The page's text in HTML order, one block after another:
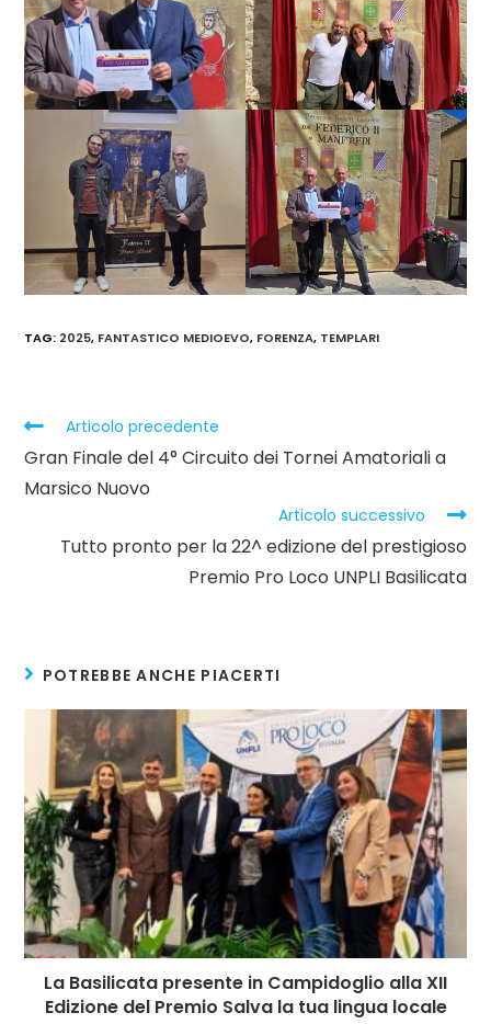
TAG: 2025, FANTASTICO MEDIOEVO, FORENZA, TEMPLARI
Leggi
articoli
Articolo precedente
Gran Finale del 4° Circuito dei Tornei Amatoriali a
Marsico Nuovo
Articolo successivo
Tutto pronto per la 22^ edizione del prestigioso
Premio Pro Loco UNPLI Basilicata
POTREBBE ANCHE PIACERTI
La Basilicata presente in Campidoglio alla XII
Edizione del Premio Salva la tua lingua locale